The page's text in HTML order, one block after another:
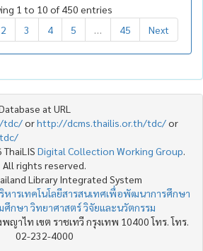
1 to 10 of 450 entries
2 3 4 5 45 Next
at URL
tdc/orhttp://dcms.thailis.or.th/tdc/or
Digital Collection Working Group
All rights reserved.
Library Integrated System
หารเทคโนโลยีสารสนเทศเพื่อพัฒนาการศึกษา
ศึกษา วิทยาศาสตร์ วิจัยและนวัตกรรม
ญาไท เขต ราชเทวี กรุงเทพ 10400 โทร. โทร.
02-232-4000